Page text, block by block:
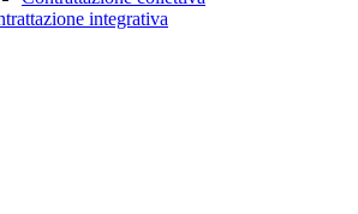
integrativa